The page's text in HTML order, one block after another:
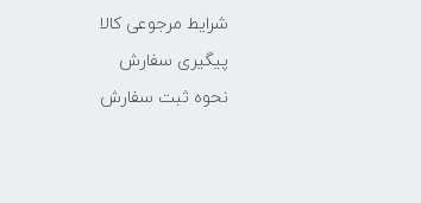
شرایط مرجوعی کالا
پیگیری سفارش
نحوه ثبت سفارش